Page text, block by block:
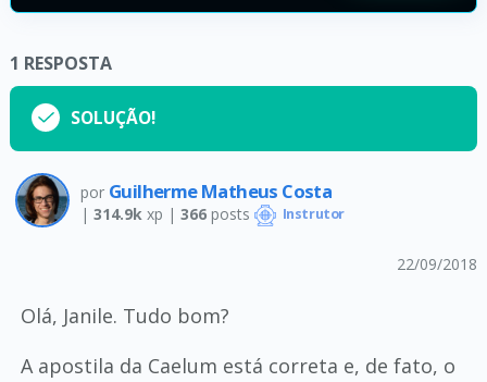
1 RESPOSTA
SOLUÇÃO!
por Guilherme Matheus Costa
| 314.9k xp | 366posts Instrutor
22/09/2018
Olá, Janile. Tudo bom?
A apostila da Caelum está correta e, de fato, o